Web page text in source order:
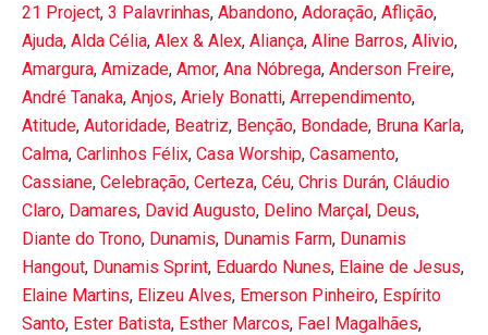
21 Project, 3 Palavrinhas, Abandono, Adoração, Aflição,
Ajuda, Alda Célia, Alex & Alex, Aliança, Aline Barros, Alivio,
Amargura, Amizade, Amor, Ana Nóbrega, Anderson Freire,
André Tanaka, Anjos, Ariely Bonatti, Arrependimento,
Atitude, Autoridade, Beatriz, Benção, Bondade, Bruna Karla,
Calma, Carlinhos Félix, Casa Worship, Casamento,
Cassiane, Celebração, Certeza, Céu, Chris Durán, Cláudio
Claro, Damares, David Augusto, Delino Marçal, Deus,
Diante do Trono, Dunamis, Dunamis Farm, Dunamis
Hangout, Dunamis Sprint, Eduardo Nunes, Elaine de Jesus,
Elaine Martins, Elizeu Alves, Emerson Pinheiro, Espírito
Santo, Ester Batista, Esther Marcos, Fael Magalhães,